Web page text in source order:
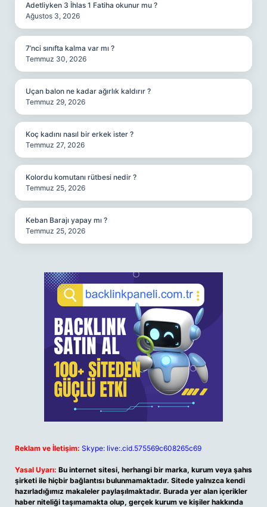
Adetliyken 3 İhlas 1 Fatiha okunur mu ?
Ağustos 3, 2026
7’nci sınıfta kalma var mı ?
Temmuz 30, 2026
Uçan balon ne kadar ağırlık kaldırır ?
Temmuz 29, 2026
Koç kadını nasıl bir erkek ister ?
Temmuz 27, 2026
Kolordu komutanı rütbesi nedir ?
Temmuz 25, 2026
Keban Barajı yapay mı ?
Temmuz 25, 2026
Reklam ve İletişim: Skype: live:.cid.575569c608265c69
Yasal Uyarı: Bu internet sitesi, herhangi bir marka, kurum veya şahıs
şirketi ile hiçbir bağlantısı bulunmamaktadır. Sitede yalnızca kendi
hazırladığımız makaleler paylaşılmaktadır. Burada yer alan içerikler
haber niteliği taşımamakta olup, gerçek kurum ve kişiler hakkında